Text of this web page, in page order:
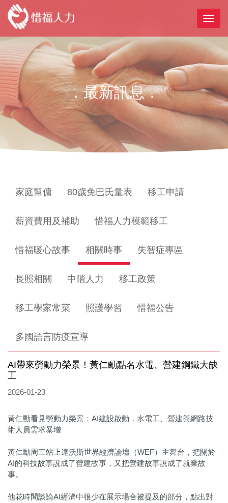
．最新訊息．
家庭幫傭 80歲免巴氏量表 移工申請
薪資費用及補助 惜福人力模範移工
惜福暖心故事 相關時事 失智症專區
長照相關 中階人力 移工政策
移工學家常菜 照護學習 惜福公告
多國語言防疫宣導
AI帶來勞動力榮景！黃仁勳點名水電、營建鋼鐵大缺
工
2026-01-23
黃仁勳看見勞動力榮景：AI建設啟動，水電工、營建與網路技
術人員需求暴增
黃仁勳周三站上達沃斯世界經濟論壇（WEF）主舞台，把關於
AI的科技故事說成了營建故事，又把營建故事說成了就業故
事。
他花時間談論AI經濟中很少在展示場合被提及的部分，點出對